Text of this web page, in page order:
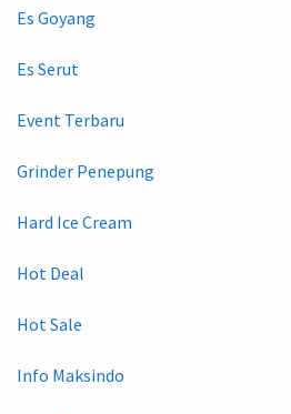
Es Goyang
Es Serut
Event Terbaru
Grinder Penepung
Hard Ice Cream
Hot Deal
Hot Sale
Info Maksindo